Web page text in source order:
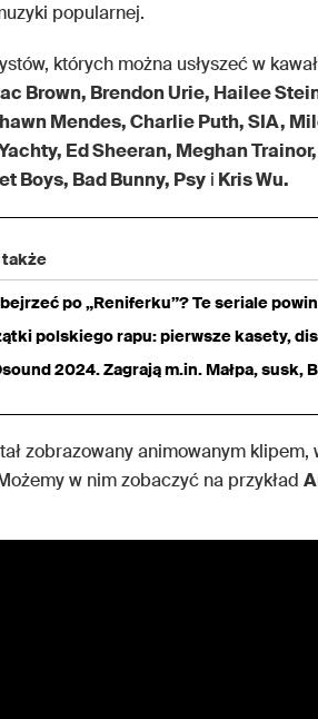
popularnej.
których można usłyszeć w
Brown, Brendon Urie, Hailee
Mendes, Charlie Puth, SIA,
Ed Sheeran, Meghan
Boys, Bad Bunny, Psy i Kris Wu.
także
po „Reniferku”? Te seriale
polskiego rapu: pierwsze kasety,
2024. Zagrają m.in. Małpa, susk,
zobrazowany animowanym
w nim zobaczyć na przykład